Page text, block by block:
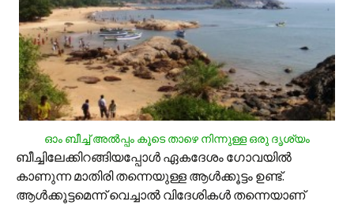
ഓം ബീച്ച് അല്‍പ്പം കൂടെ താഴെ നിന്നുള്ള ഒരു ദൃശ്യം
ബീച്ചിലേക്കിറങ്ങിയപ്പോള്‍ ഏകദേശം ഗോവയില്‍
കാണുന്ന മാതിരി തന്നെയുള്ള ആള്‍ക്കൂട്ടം ഉണ്ട്.
ആള്‍ക്കൂട്ടമെന്ന് വെച്ചാല്‍ വിദേശികള്‍ തന്നെയാണ്